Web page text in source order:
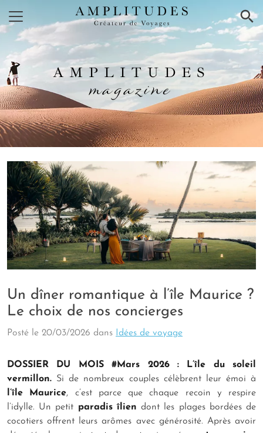
×
AMPLITUDES
magazine
Un dîner romantique à l’île Maurice ?
Le choix de nos concierges
Posté le 20/03/2026 dans Idées de voyage
DOSSIER DU MOIS #Mars 2026 : L’île du soleil
vermillon. Si de nombreux couples célèbrent leur émoi à
l’île Maurice, c’est parce que chaque recoin y respire
l’idylle. Un petit paradis îlien dont les plages bordées de
cocotiers offrent leurs arômes avec générosité. Après avoir